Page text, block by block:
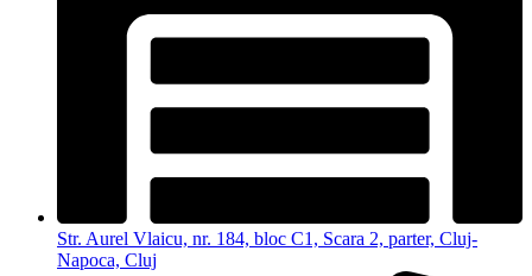
Str. Aurel Vlaicu, nr. 184, bloc C1, Scara 2, parter, Cluj-
Napoca, Cluj